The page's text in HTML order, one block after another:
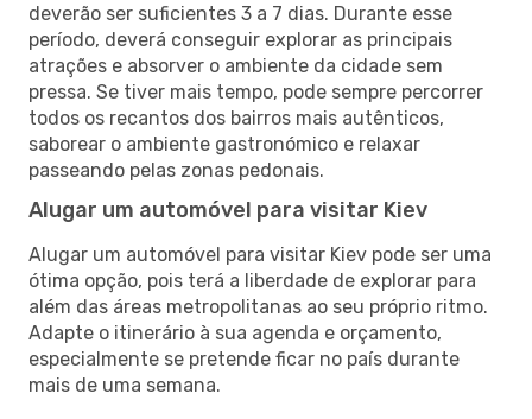
deverão ser suficientes 3 a 7 dias. Durante esse
período, deverá conseguir explorar as principais
atrações e absorver o ambiente da cidade sem
pressa. Se tiver mais tempo, pode sempre percorrer
todos os recantos dos bairros mais autênticos,
saborear o ambiente gastronómico e relaxar
passeando pelas zonas pedonais.
Alugar um automóvel para visitar Kiev
Alugar um automóvel para visitar Kiev pode ser uma
ótima opção, pois terá a liberdade de explorar para
além das áreas metropolitanas ao seu próprio ritmo.
Adapte o itinerário à sua agenda e orçamento,
especialmente se pretende ficar no país durante
mais de uma semana.